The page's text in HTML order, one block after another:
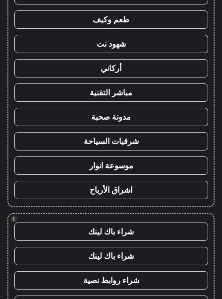
طعم وكيف
شهود نت
أركاني
مباشر التقنية
مدونة صحبة
شرقيات السياحة
موسوعة انوار
اشراق الأرباح
!
شراء باك لينك
شراء باك لينك
شراء روابط نصية